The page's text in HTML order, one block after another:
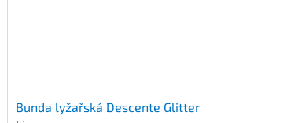
Bunda lyžařská Descente Glitter